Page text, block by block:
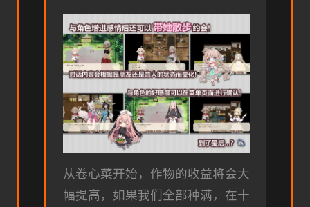
从卷心菜开始，作物的收益将会大
幅提高，如果我们全部种满，在十